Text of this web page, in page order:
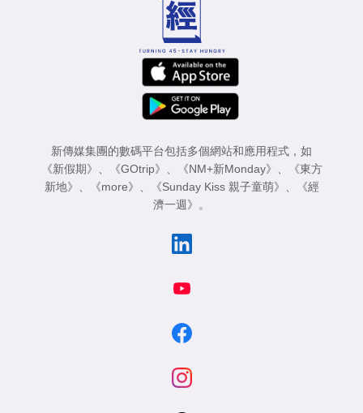
新傳媒集團的數碼平台包括多個網站和應用程式，如
《新假期》
《GOtrip》 《NM+新Monday》
《東方
新地》
《more》 《Sunday Kiss 親子童萌》
《經
濟一週》
。